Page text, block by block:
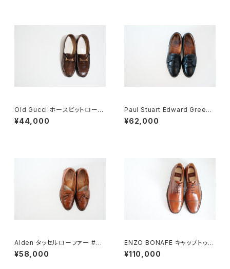
Old Gucci ホースビットローフ
ァー 35C DB
¥44,000
Paul Stuart Edward Green
製 タッセルブローグ 7D
¥62,000
Alden タッセルローファー #60
4 6E
¥58,000
ENZO BONAFE キャップトゥ 4
4 DEADSTOCK
¥110,000